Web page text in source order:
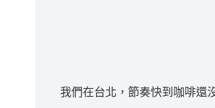
我們在台北，節奏快到咖啡還